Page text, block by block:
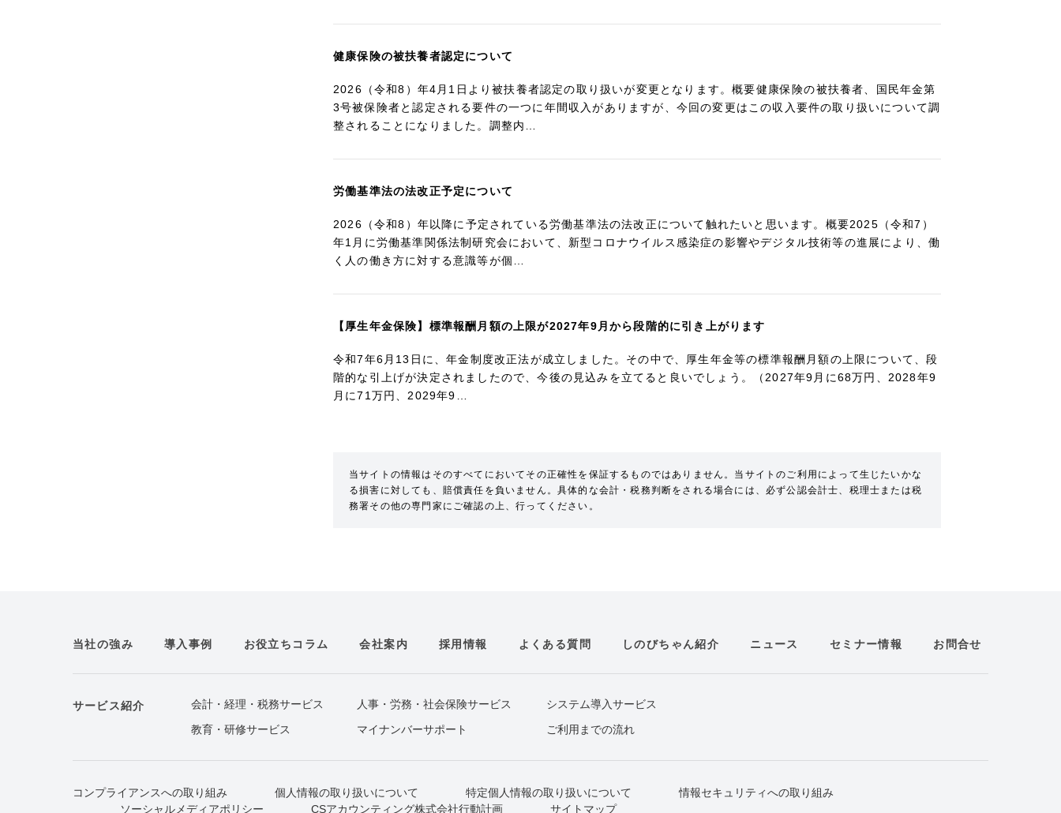
健康保険の被扶養者認定について
2026（令和8）年4月1日より被扶養者認定の取り扱いが変更となります。概要健康保険の被扶養者、国民年金第
3号被保険者と認定される要件の一つに年間収入がありますが、今回の変更はこの収入要件の取り扱いについて調
整されることになりました。調整内…
労働基準法の法改正予定について
2026（令和8）年以降に予定されている労働基準法の法改正について触れたいと思います。概要2025（令和7）
年1月に労働基準関係法制研究会において、新型コロナウイルス感染症の影響やデジタル技術等の進展により、働
く人の働き方に対する意識等が個…
【厚生年金保険】標準報酬月額の上限が2027年9月から段階的に引き上がります
令和7年6月13日に、年金制度改正法が成立しました。その中で、厚生年金等の標準報酬月額の上限について、段
階的な引上げが決定されましたので、今後の見込みを立てると良いでしょう。（2027年9月に68万円、2028年9
月に71万円、2029年9…
当サイトの情報はそのすべてにおいてその正確性を保証するものではありません。当サイトのご利用によって生じたいかな
る損害に対しても、賠償責任を負いません。具体的な会計・税務判断をされる場合には、必ず公認会計士、税理士または税
務署その他の専門家にご確認の上、行ってください。
当社の強み 導入事例 お役立ちコラム 会社案内 採用情報 よくある質問 しのびちゃん紹介 ニュース セミナー情報 お問合せ
サービス紹介 会計・経理・税務サービス 人事・労務・社会保険サービス
システム導入サービス
教育・研修サービス
マイナンバーサポート ご利用までの流れ
コンプライアンスへの取り組み 個人情報の取り扱いについて 特定個人情報の取り扱いについて
情報セキュリティへの取り組み
ソーシャルメディアポリシー
CSアカウンティング株式会社行動計画 サイトマップ